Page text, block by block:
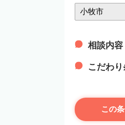
相談内容
こだわ
この